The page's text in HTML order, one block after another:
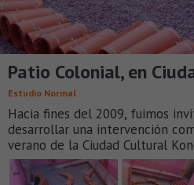
Patio Colonial, en
Estudio Normal
Hacia fines del 2009, fuimos
desarrollar una intervención
verano de la Ciudad Cultural